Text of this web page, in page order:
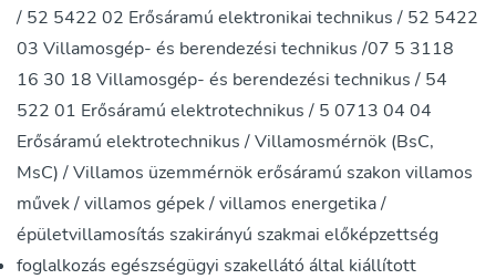
/ 52 5422 02 Erősáramú elektronikai technikus / 52 5422
03 Villamosgép- és berendezési technikus /07 5 3118
16 30 18 Villamosgép- és berendezési technikus / 54
522 01 Erősáramú elektrotechnikus / 5 0713 04 04
Erősáramú elektrotechnikus / Villamosmérnök (BsC,
MsC) / Villamos üzemmérnök erősáramú szakon villamos
művek / villamos gépek / villamos energetika /
épületvillamosítás szakirányú szakmai előképzettség
foglalkozás egészségügyi szakellátó által kiállított